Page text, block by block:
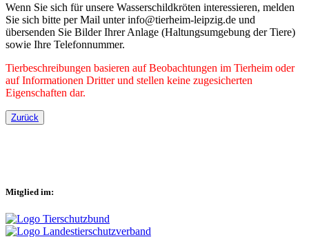
Wenn Sie sich für unsere Wasserschildkröten interessieren, melden
Sie sich bitte per Mail unter info@tierheim-leipzig.de und
übersenden Sie Bilder Ihrer Anlage (Haltungsumgebung der Tiere)
sowie Ihre Telefonnummer.
Tierbeschreibungen basieren auf Beobachtungen im Tierheim oder
auf Informationen Dritter und stellen keine zugesicherten
Eigenschaften dar.
Zurück
Mitglied im: